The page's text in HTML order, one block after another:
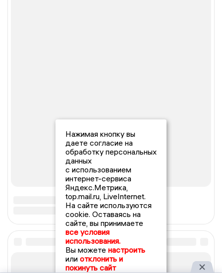
Нажимая кнопку вы
даете согласие на
обработку персональных
данных
с использованием
интернет-сервиса
Яндекс.Метрика,
top.mail.ru, LiveInternet.
На сайте используются
cookie. Оставаясь на
сайте, вы принимаете
все условия
использования.
Вы можете настроить
или отклонить и
покинуть сайт